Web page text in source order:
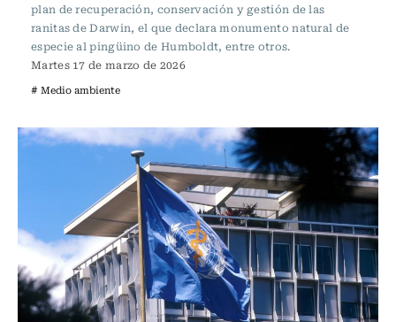
plan de recuperación, conservación y gestión de las
ranitas de Darwin, el que declara monumento natural de
especie al pingüino de Humboldt, entre otros.
Martes 17 de marzo de 2026
# Medio ambiente